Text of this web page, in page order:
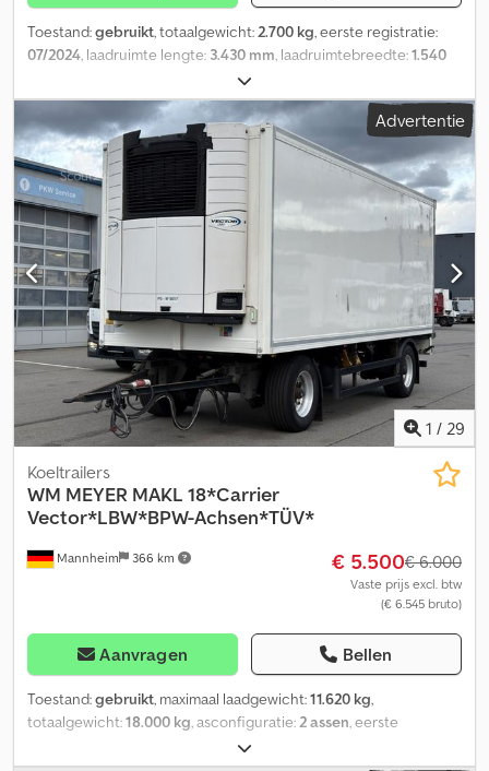
Toestand:gebruikt, totaalgewicht:2.700 kg, eerste registratie:
07/2024, laadruimte lengte: 3.430 mm, laadruimtebreedte:1.540
2.000 mm
shop de Bij ANHÄNGERWIRTZ veel modellen online beschikbaar
Chedpfxjziw Hwo Aaiea Comfortabel en 24 uur per dag, 7 dagen
per week online kopen Zelf afhalen of laten bezorgen. De online
afhaallocatie voor uw nieuwe aanhanger biedt sterke
merkproducten! Meer dan 850 nieuwe aanhangers op voorraad
Meer dan 130 gebruikte aanhangers altijd beschikbaar. Voorbeeld
zonder verplichtingen: met lichte gebruikssporen zolang de
voorraad strekt! KOELTRAILER AZKF C 2735/155 343X154X200CM
CIBIN 230V + STAAND KOELSYSTEEM (L) 2700KG Koelwagen AZKF
2735/155 Serie 60 met CIBIN koelunit 230 V. 343x154x200cm
2700kg tandem diepladerchassis, V-frame, sandwich polyester
opbouw koudbrugvrij geïsoleerd, vleugeldeuren met
koelcelvergrendeling, 2 steunpoten en versterkt steunwiel…
Telefonische verkoop en bestelbureau op de volgende tijden: MA.
- VR. 08:00 - 12:30 & 14:00 - 18:00 of 24/7 via trailer-shop
Artikelnummer: AZKF2735-155-G diverse met eerste toelating 593
Advertentie
1 / 29
Mannheim 366 km
Koeltrailers
WM MEYER MAKL 18*Carrier
Vector*LBW*BPW-Achsen*TÜV*
€ 5.500€ 6.000
Vaste prijs excl. btw
(€ 6.545 bruto)
Aanvragen Bellen
Toestand:gebruikt, maximaal laadgewicht:11.620 kg,
totaalgewicht:18.000 kg, asconfiguratie:2 assen, eerste
, volgende keuring (TÜV):